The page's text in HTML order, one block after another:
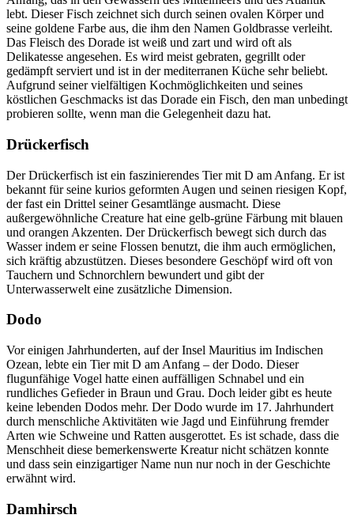
lebt. Dieser Fisch zeichnet sich durch seinen ovalen Körper und
seine goldene Farbe aus, die ihm den Namen Goldbrasse verleiht.
Das Fleisch des Dorade ist weiß und zart und wird oft als
Delikatesse angesehen. Es wird meist gebraten, gegrillt oder
gedämpft serviert und ist in der mediterranen Küche sehr beliebt.
Aufgrund seiner vielfältigen Kochmöglichkeiten und seines
köstlichen Geschmacks ist das Dorade ein Fisch, den man unbedingt
probieren sollte, wenn man die Gelegenheit dazu hat.
Drückerfisch
Der Drückerfisch ist ein faszinierendes Tier mit D am Anfang. Er ist
bekannt für seine kurios geformten Augen und seinen riesigen Kopf,
der fast ein Drittel seiner Gesamtlänge ausmacht. Diese
außergewöhnliche Creature hat eine gelb-grüne Färbung mit blauen
und orangen Akzenten. Der Drückerfisch bewegt sich durch das
Wasser indem er seine Flossen benutzt, die ihm auch ermöglichen,
sich kräftig abzustützen. Dieses besondere Geschöpf wird oft von
Tauchern und Schnorchlern bewundert und gibt der
Unterwasserwelt eine zusätzliche Dimension.
Dodo
Vor einigen Jahrhunderten, auf der Insel Mauritius im Indischen
Ozean, lebte ein Tier mit D am Anfang – der Dodo. Dieser
flugunfähige Vogel hatte einen auffälligen Schnabel und ein
rundliches Gefieder in Braun und Grau. Doch leider gibt es heute
keine lebenden Dodos mehr. Der Dodo wurde im 17. Jahrhundert
durch menschliche Aktivitäten wie Jagd und Einführung fremder
Arten wie Schweine und Ratten ausgerottet. Es ist schade, dass die
Menschheit diese bemerkenswerte Kreatur nicht schätzen konnte
und dass sein einzigartiger Name nun nur noch in der Geschichte
erwähnt wird.
Damhirsch